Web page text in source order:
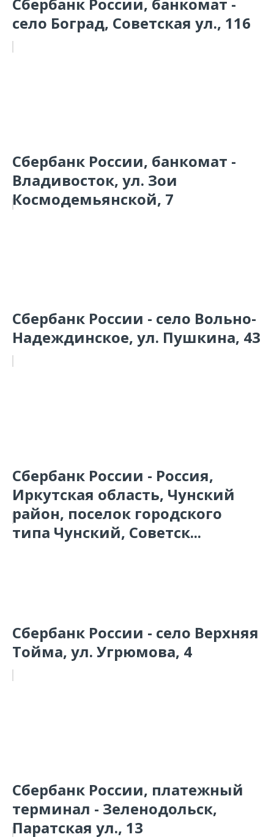
село Боград, Советская ул., 116
Сбербанк России, банкомат -
Владивосток, ул. Зои
Космодемьянской, 7
Сбербанк России - село Вольно-
Надеждинское, ул. Пушкина, 43
Сбербанк России - Россия,
Иркутская область, Чунский
район, поселок городского
типа Чунский, Советск...
Сбербанк России - село Верхняя
Тойма, ул. Угрюмова, 4
Сбербанк России, платежный
терминал - Зеленодольск,
Паратская ул., 13